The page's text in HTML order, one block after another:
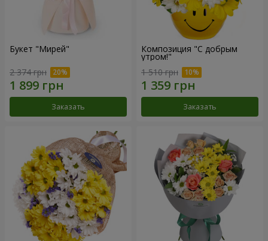
Букет "Мирей"
2 374 грн
Заказать
Композиция "С добрым
утром!"
1 510 грн
Заказать